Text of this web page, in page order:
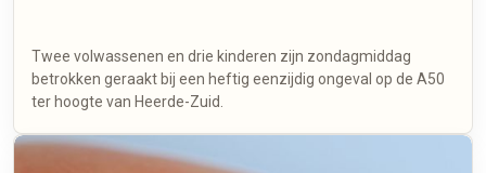
Twee volwassenen en drie kinderen zijn zondagmiddag
betrokken geraakt bij een heftig eenzijdig ongeval op de A50
ter hoogte van Heerde-Zuid.